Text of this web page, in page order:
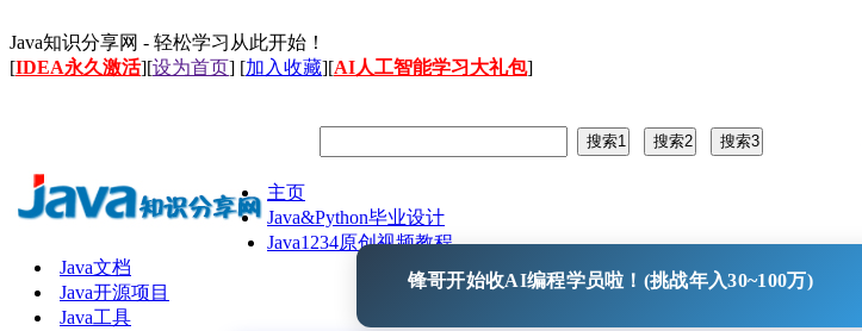
Java知识分享网 - 轻松学习从此开始！
[IDEA永久激活][设为首页] [加入收藏][AI人工智能学习大礼包]
主页
Java&Python毕业设计
Java1234原创视频教程
Java文档
Java开源项目
Java工具
锋哥开始收AI编程学员啦！(挑战年入30~100万)